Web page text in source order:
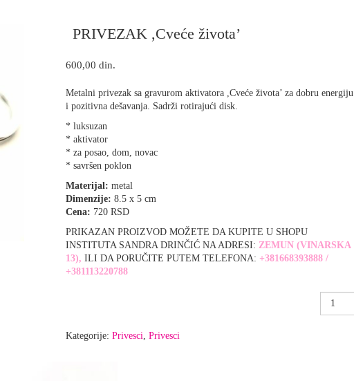
PRIVEZAK ,Cveće života’
600,00 din.
Metalni privezak sa gravurom aktivatora ,Cveće života’ za dobru energiju
i pozitivna dešavanja. Sadrži rotirajući disk.
* luksuzan
* aktivator
* za posao, dom, novac
* savršen poklon
Materijal: metal
Dimenzije: 8.5 x 5 cm
Cena: 720 RSD
PRIKAZAN PROIZVOD MOŽETE DA KUPITE U SHOPU
INSTITUTA SANDRA DRINČIĆ NA ADRESI: ZEMUN (VINARSKA
13), ILI DA PORUČITE PUTEM TELEFONA: +381668393888 /
+381113220788
Kategorije: Privesci, Privesci